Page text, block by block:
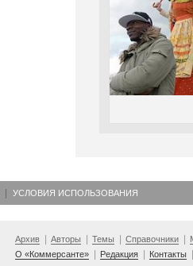
УСЛОВИЯ ИСПОЛЬЗОВАНИЯ
Архив Авторы Темы Справочники
О «Коммерсанте»
Редакция Контакты